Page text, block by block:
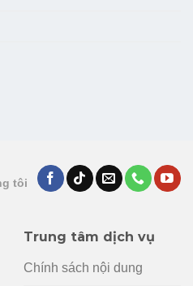
tôi
Trung tâm dịch vụ
Chính sách nội dung